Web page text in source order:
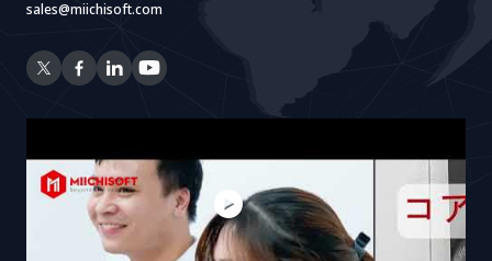
sales@miichisoft.com